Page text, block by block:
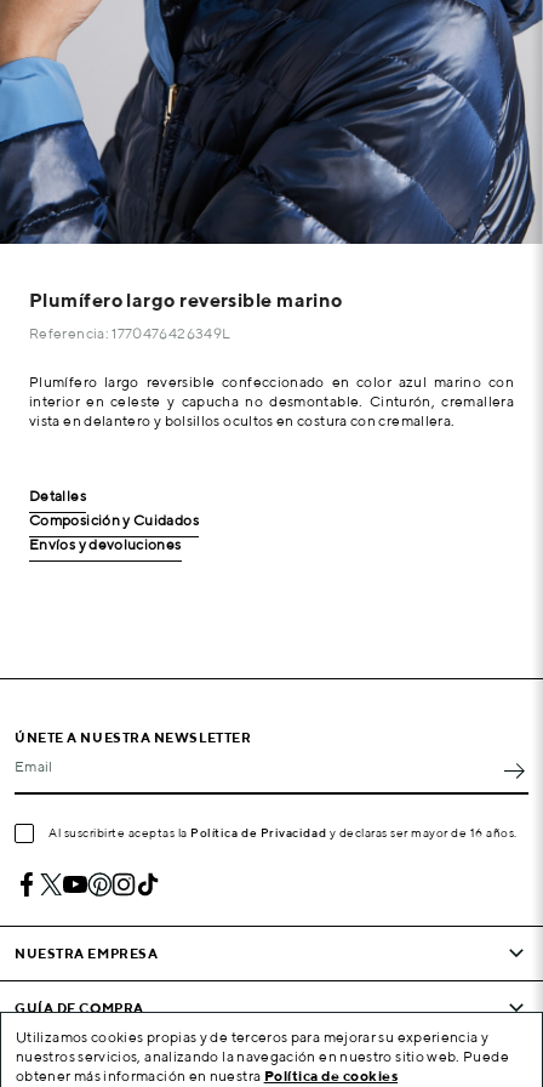
Plumífero largo reversible marino
Referencia: 1770476426349L
Plumífero largo reversible confeccionado en color azul marino con
interior en celeste y capucha no desmontable. Cinturón, cremallera
vista en delantero y bolsillos ocultos en costura con cremallera.
Detalles
Composición y Cuidados
Envíos y devoluciones
ÚNETE A NUESTRA NEWSLETTER
Email
Al suscribirte aceptas la Política de Privacidad y declaras ser mayor de 16 años.
NUESTRA EMPRESA
GUÍA DE COMPRA
CONDICIONES Y EMPRESA
Utilizamos cookies propias y de terceros para mejorar su experiencia y
nuestros servicios, analizando la navegación en nuestro sitio web. Puede
obtener más información en nuestra Política de cookies